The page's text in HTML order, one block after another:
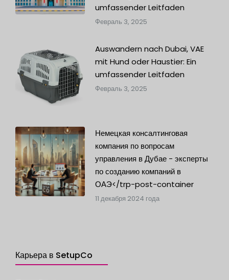
umfassender Leitfaden
Февраль 3, 2025
Auswandern nach Dubai, VAE
mit Hund oder Haustier: Ein
umfassender Leitfaden
Февраль 3, 2025
Немецкая консалтинговая
компания по вопросам
управления в Дубае - эксперты
по созданию компаний в
ОАЭ</trp-post-container
11 декабря 2024 года
Карьера в SetupCo